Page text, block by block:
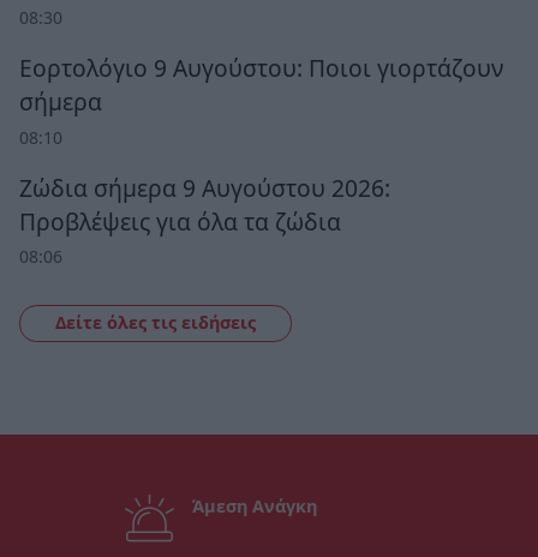
08:30
Εορτολόγιο 9 Αυγούστου: Ποιοι γιορτάζουν
σήμερα
08:10
Ζώδια σήμερα 9 Αυγούστου 2026:
Προβλέψεις για όλα τα ζώδια
08:06
Δείτε όλες τις ειδήσεις
Άμεση Ανάγκη